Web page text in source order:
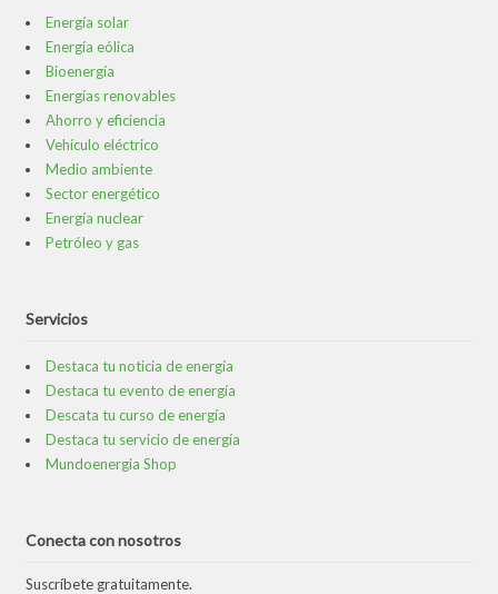
Energía solar
Energía eólica
Bioenergía
Energías renovables
Ahorro y eficiencia
Vehículo eléctrico
Medio ambiente
Sector energético
Energía nuclear
Petróleo y gas
Servicios
Destaca tu noticia de energía
Destaca tu evento de energía
Descata tu curso de energía
Destaca tu servicio de energía
Mundoenergia Shop
Conecta con nosotros
Suscríbete gratuitamente.